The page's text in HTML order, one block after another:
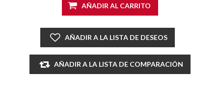
AÑADIR AL CARRITO
AÑADIR A LA LISTA DE DESEOS
AÑADIR A LA LISTA DE COMPARACIÓN